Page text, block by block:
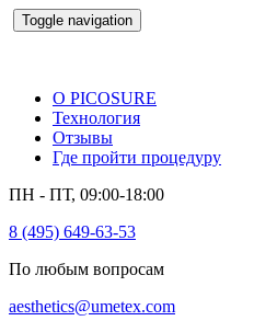
Toggle navigation
О PICOSURE
Технология
Отзывы
Где пройти процедуру
ПН - ПТ, 09:00-18:00
8 (495) 649-63-53
По любым вопросам
aesthetics@umetex.com